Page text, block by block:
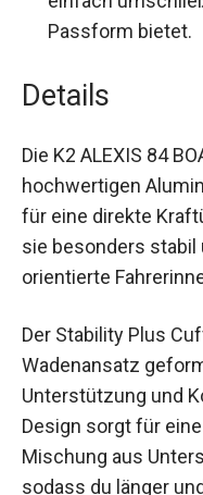
einfach
Details
Die K2 ALEXIS 84
einem hochwertigen
ausgestattet, der
Kraftübertragung
orientierte
Der Stability Plus
tieferen
Unterstützung und
Design sorgt für